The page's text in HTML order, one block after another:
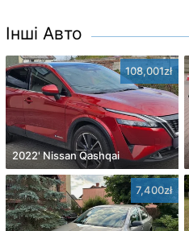
Інші Авто
108,001zł
2022' Nissan Qashqai
7,400zł